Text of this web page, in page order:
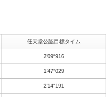
任天堂公認目標タイム
2’09″916
1’47″029
2’14″191